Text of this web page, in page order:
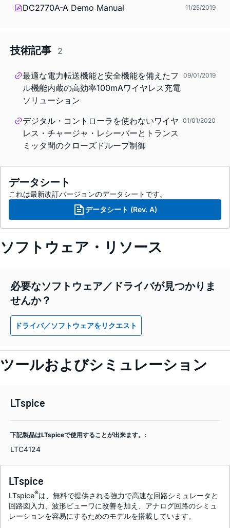
DC2770A-A Demo Manual 11/25/2019
技術記事 2
最適な電力転送機能と安全機能を備えたフ
ル機能内蔵の高効率100mAワイヤレス充電
ソリューション
09/01/2019
デジタル・コントローラを使わないワイヤ
レス・チャージャ・レシーバーとトランス
ミッタ間のクローズドループ制御
01/01/2020
データシート
これは最新改訂バージョンのデータシートです。
データシート (Rev. A)
ソフトウェア・リソース
必要なソフトウェア／ドライバが見つかりま
せんか？
ドライバ／ソフトウェアをリクエスト
ツールおよびシミュレーション
LTspice
下記製品はLTspiceで使用することが出来ます。:
LTC4124
LTspice
LTspice®は、無料で提供される強力で高速な回路シミュレータと
回路図入力、波形ビューワに改善を加え、アナログ回路のシミュ
レーションを容易にするためのモデルを搭載しています。